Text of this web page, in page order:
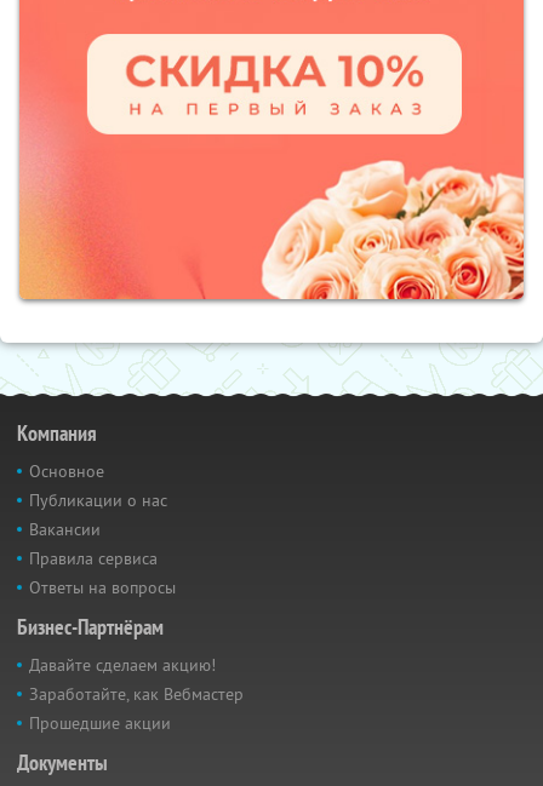
Компания
Основное
Публикации о нас
Вакансии
Правила сервиса
Ответы на вопросы
Бизнес-Партнёрам
Давайте сделаем акцию!
Заработайте, как Вебмастер
Прошедшие акции
Документы